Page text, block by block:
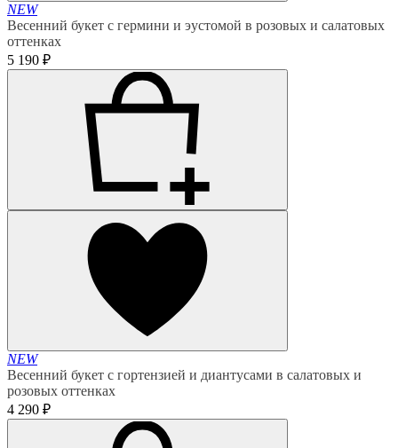
NEW
Весенний букет с гермини и эустомой в розовых и салатовых
оттенках
5 190 ₽
NEW
Весенний букет с гортензией и диантусами в салатовых и
розовых оттенках
4 290 ₽